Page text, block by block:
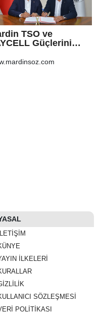
TSO ve
Güçlerini
İLKELERI
SÖZLEŞMESI
POLITIKASI